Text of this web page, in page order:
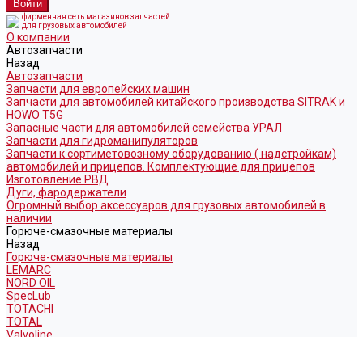
фирменная сеть магазинов запчастей
для грузовых автомобилей
О компании
Автозапчасти
Назад
Автозапчасти
Запчасти для европейских машин
Запчасти для автомобилей китайского производства SITRAK и
HOWO T5G
Запасные части для автомобилей семейства УРАЛ
Запчасти для гидроманипуляторов
Запчасти к сортиметовозному оборудованию ( надстройкам)
автомобилей и прицепов. Комплектующие для прицепов
Изготовление РВД
Дуги, фародержатели
Огромный выбор аксессуаров для грузовых автомобилей в
наличии
Горюче-смазочные материалы
Назад
Горюче-смазочные материалы
LEMARC
NORD OIL
SpecLub
TOTACHI
TOTAL